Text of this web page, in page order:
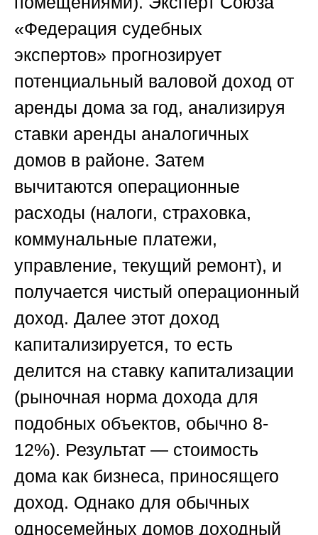
«Федерация судебных
экспертов» прогнозирует
потенциальный валовой доход от
аренды дома за год, анализируя
ставки аренды аналогичных
домов в районе. Затем
вычитаются операционные
расходы (налоги, страховка,
коммунальные платежи,
управление, текущий ремонт), и
получается чистый операционный
доход. Далее этот доход
капитализируется, то есть
делится на ставку капитализации
(рыночная норма дохода для
подобных объектов, обычно 8-
12%). Результат — стоимость
дома как бизнеса, приносящего
доход. Однако для обычных
односемейных домов доходный